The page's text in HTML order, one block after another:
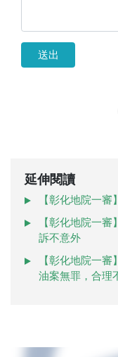
送出
延伸閱讀
【彰化地院一
【彰化地院一
訴不意外
【彰化地院一
油案無罪，合理